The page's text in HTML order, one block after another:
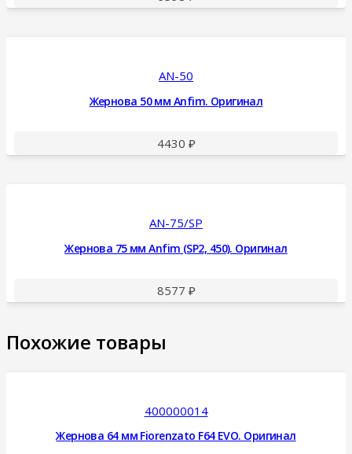
AN-50
Жернова 50 мм Anfim. Оригинал
4430 ₽
AN-75/SP
Жернова 75 мм Anfim (SP2, 450). Оригинал
8577 ₽
Похожие товары
400000014
Жернова 64 мм Fiorenzato F64 EVO. Оригинал